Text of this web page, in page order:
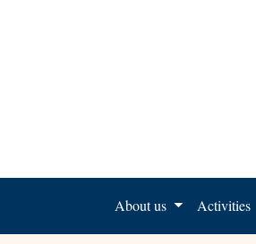
About us Activities